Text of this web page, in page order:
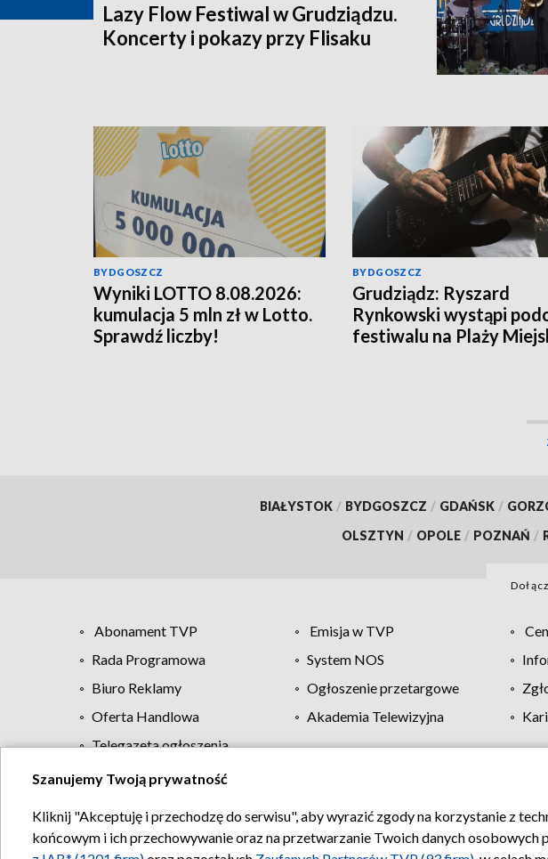
Lazy Flow Festiwal w Grudziądzu.
Koncerty i pokazy przy Flisaku
BYDGOSZCZ
Wyniki LOTTO 8.08.2026:
kumulacja 5 mln zł w Lotto.
Sprawdź liczby!
BYDGOSZCZ
Grudziądz: Ryszard
Rynkowski wystąpi
festiwalu na Plaży
BIAŁYSTOK / BYDGOSZCZ / GDAŃSK /
OLSZTYN / OPOLE / POZNAŃ /
Abonament TVP Emisja w TVP
Rada Programowa
System NOS
Biuro Reklamy
Ogłoszenie przetargowe
Oferta Handlowa
Akademia Telewizyjna
Telegazeta ogłoszenia
Regulamin TVP Polityka prywatności
Szanujemy Twoją prywatność
Kliknij "Akceptuję i przechodzę do serwisu", aby wyrazić zgody na korzystanie z
końcowym i ich przechowywanie oraz na przetwarzanie Twoich danych osobowych